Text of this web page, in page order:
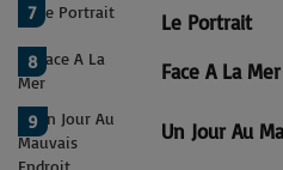
7 Le Portrait
8 Face A La Mer
9 Un Jour Au